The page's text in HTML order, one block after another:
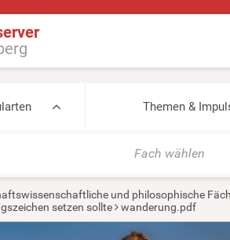
Themen &
Fach wählen
und philosophische
setzen sollte
wanderung.pdf